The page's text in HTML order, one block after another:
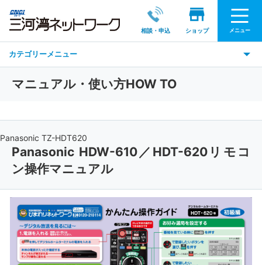
相談・申込 ショップ メニュー
カテゴリーメニュー
マニュアル・使い方HOW TO
Panasonic TZ-HDT620
Panasonic HDW-610／HDT-620リモコ
ン操作マニュアル